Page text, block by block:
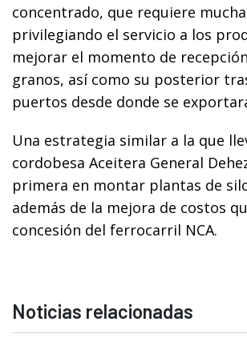
concentrado, que requiere
privilegiando el servicio a los
mejorar el momento de
granos, así como su posterior
puertos desde donde se
Una estrategia similar a la que
cordobesa Aceitera General
primera en montar plantas de
además de la mejora de costos
concesión del ferrocarril NCA.
Noticias relacionadas